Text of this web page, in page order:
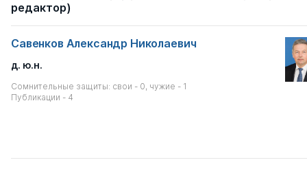
ПРАВОВУЮ
редактор)
Савенков Александр Николаевич
д. ю.н.
Сомнительные защиты: свои - 0, чужие - 1
Публикации - 4